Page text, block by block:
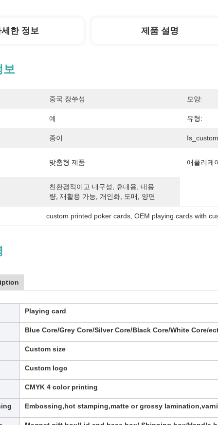
한 정보 제품 설명
보
중국 장쑤성 모양:
예 유형:
종이
맞춤형 제품 애플리케
친환경적이고 내구성, 휴대용, 대용
량, 재활용 가능, 개인화, 도매, 양면
custom printed poker cards , OEM playing cards with
Playing card
Blue Core/Grey Core/Silver Core/Black Core/White Core/
Custom size
Custom logo
CMYK 4 color printing
Embossing,hot stamping,matte or grossy